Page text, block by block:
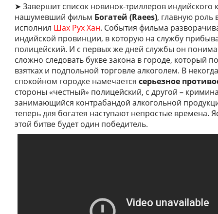
➤ Завершит список новинок-триллеров индийского
нашумевший фильм Богатей (Raees), главную роль
исполнил Шах Рух Хан. События фильма
индийской провинции, в которую на службу
полицейский. И с первых же дней службы он
сложно следовать букве закона в городе, который
взятках и подпольной торговле алкоголем. В
спокойном городке намечается серьезное
стороны «честный» полицейский, с другой –
занимающийся контрабандой алкогольной
теперь для богатея наступают непростые времена.
этой битве будет один победитель.